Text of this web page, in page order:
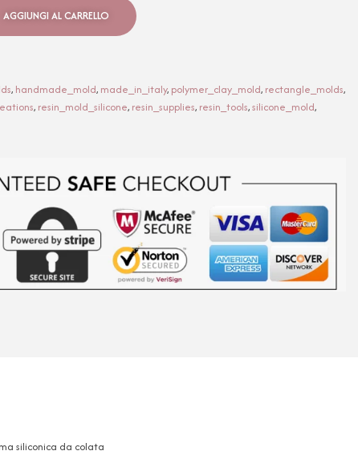
AGGIUNGI AL CARRELLO
, handmade_mold, made_in_italy, polymer_clay_mold, rectangle_molds,
, resin_mold_silicone, resin_supplies, resin_tools,silicone_mold,
siliconica da colata